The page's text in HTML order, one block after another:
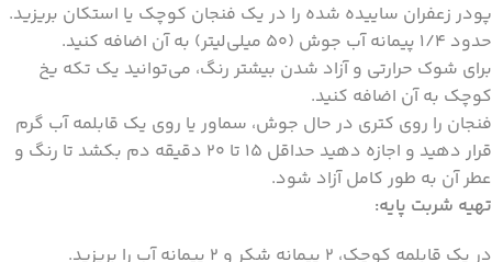
پودر زعفران ساییده شده را در یک فنجان کوچک یا استکان بریزید.
حدود 1/4 پیمانه آب جوش (50 میلی‌لیتر) به آن اضافه کنید.
برای شوک حرارتی و آزاد شدن بیشتر رنگ، می‌توانید یک تکه یخ
کوچک به آن اضافه کنید.
فنجان را روی کتری در حال جوش، سماور یا روی یک قابلمه آب گرم
قرار دهید و اجازه دهید حداقل 15 تا 20 دقیقه دم بکشد تا رنگ و
عطر آن به طور کامل آزاد شود.
تهیه شربت پایه:
در یک قابلمه کوچک، 2 پیمانه شکر و 2 پیمانه آب را بریزید.